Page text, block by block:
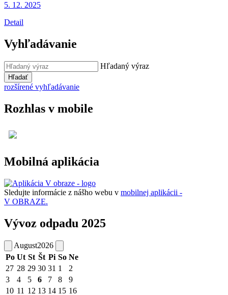
5. 12. 2025
Detail
Vyhľadávanie
Hľadaný výraz
Hľadať
rozšírené vyhľadávanie
Rozhlas v mobile
Mobilná aplikácia
Sledujte informácie z nášho webu v mobilnej aplikácii -
V OBRAZE.
Vývoz odpadu 2025
August2026
Po Ut St Št Pi So Ne
27 28 29 30 31 1
2
3
4 5 6 7 8
9
10 11 12 13 14 15 16